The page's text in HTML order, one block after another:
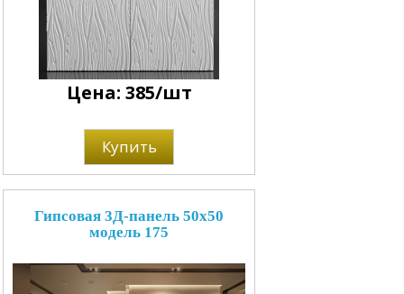
Цена: 385/шт
Купить
Гипсовая 3Д-панель 50x50
модель 175